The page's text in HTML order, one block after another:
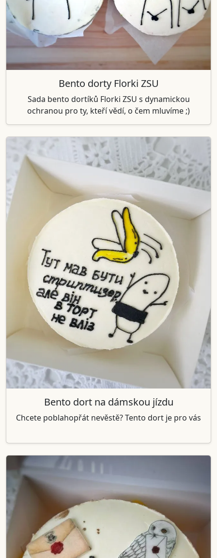
Bento dorty Florki ZSU
Sada bento dortíků Florki ZSU s dynamickou
ochranou pro ty, kteří vědí, o čem mluvíme ;)
Bento dort na dámskou jízdu
Chcete poblahopřát nevěstě? Tento dort je pro vás